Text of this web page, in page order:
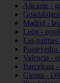
Alicante -
Madrid -
León -
Las-palmas
Pontevedra
Valencia -
Barcelona -
Girona -